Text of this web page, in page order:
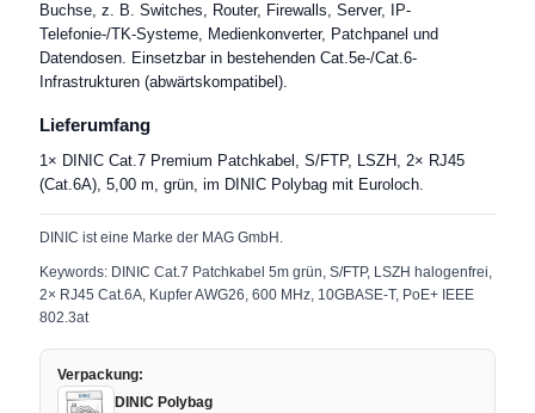
Buchse, z. B. Switches, Router, Firewalls, Server, IP-
Telefonie-/TK-Systeme, Medienkonverter, Patchpanel und
Datendosen. Einsetzbar in bestehenden Cat.5e-/Cat.6-
Infrastrukturen (abwärtskompatibel).
Lieferumfang
1× DINIC Cat.7 Premium Patchkabel, S/FTP, LSZH, 2× RJ45
(Cat.6A), 5,00 m, grün, im DINIC Polybag mit Euroloch.
DINIC ist eine Marke der MAG GmbH.
Keywords: DINIC Cat.7 Patchkabel 5m grün, S/FTP, LSZH halogenfrei,
2× RJ45 Cat.6A, Kupfer AWG26, 600 MHz, 10GBASE-T, PoE+ IEEE
802.3at
Verpackung:
DINIC Polybag